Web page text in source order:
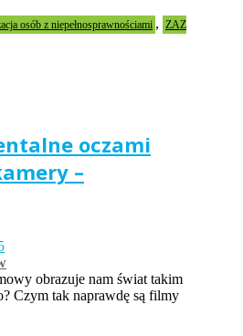
osób z niepełnosprawnościami ,
ZAZ
oczami
–
obrazuje nam świat takim
Czym tak naprawdę są filmy